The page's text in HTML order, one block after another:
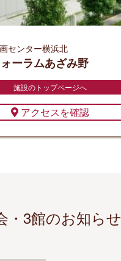
センター横浜北
ーラムあざみ野
施設のトップページへ
アクセスを確認
・3館のお知らせ